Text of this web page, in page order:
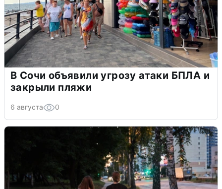
В Сочи объявили угрозу атаки БПЛА и
закрыли пляжи
6 августа 0